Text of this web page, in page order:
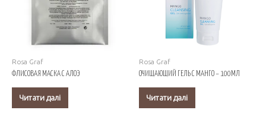
Rosa Graf
ФЛИСОВАЯ МАСКА С АЛОЭ
Читати далі
Rosa Graf
ОЧИЩАЮЩИЙ ГЕЛЬ С МАНГО – 100МЛ
Читати далі